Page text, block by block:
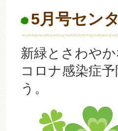
5月号セン
新緑とさわや
コロナ感染症
う。